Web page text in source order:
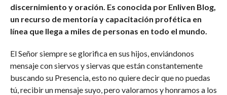
discernimiento y oración. Es conocida por Enliven Blog,
un recurso de mentoría y capacitación profética en
línea que llega a miles de personas en todo el mundo.
El Señor siempre se glorifica en sus hijos, enviándonos
mensaje con siervos y siervas que están constantemente
buscando su Presencia, esto no quiere decir que no puedas
tú, recibir un mensaje suyo, pero valoramos y honramos a los